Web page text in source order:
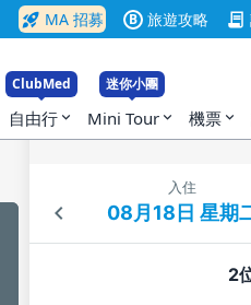
rocket_launch MA 招募 B 旅遊攻略 contract
ClubMed
自由行 expand_more
迷你小團
Mini Tour expand_more 機票 expand_more
入住
2